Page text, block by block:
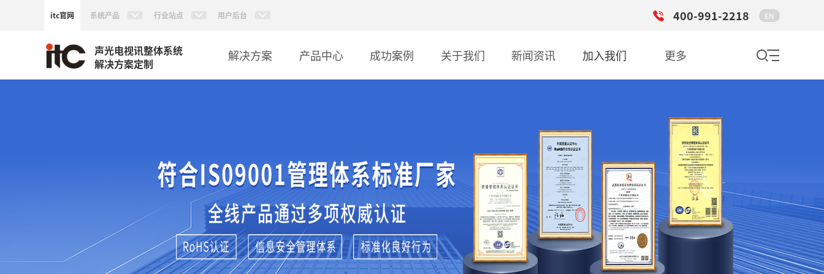
itc官网 系统产品 行业站点 用户后台 400-991-2218 EN
声光电视讯整体系统
解决方案定制
解决方案 产品中心 成功案例 关于我们 新闻资讯 加入我们 更多